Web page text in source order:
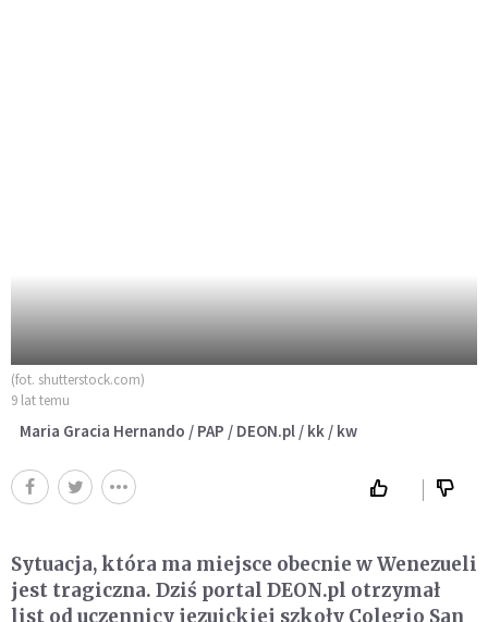
(fot. shutterstock.com)
9 lat temu
Maria Gracia Hernando / PAP / DEON.pl / kk / kw
Sytuacja, która ma miejsce obecnie w Wenezueli
jest tragiczna. Dziś portal DEON.pl otrzymał
list od uczennicy jezuickiej szkoły Colegio San